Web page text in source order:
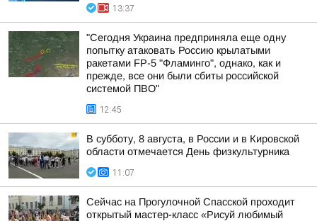
13:37
"Сегодня Украина предприняла еще одну
попытку атаковать Россию крылатыми
ракетами FP-5 "Фламинго", однако, как и
прежде, все они были сбиты российской
системой ПВО"
12:45
В субботу, 8 августа, в России и в Кировской
области отмечается День физкультурника
11:07
Сейчас на Прогулочной Спасской проходит
открытый мастер-класс «Рисуй любимый